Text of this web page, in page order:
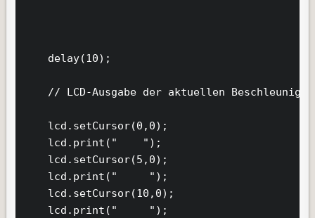
    delay(10);
// LCD-Ausgabe der aktuellen
    lcd.setCursor(0,0);
    lcd.print("    ");
    lcd.setCursor(5,0);
    lcd.print("     ");
    lcd.setCursor(10,0);
    lcd.print("     ");